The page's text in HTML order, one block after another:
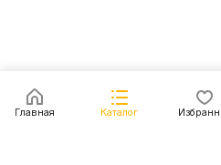
Главная Каталог